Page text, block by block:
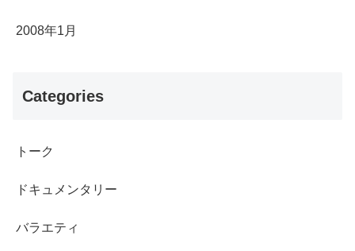
2008年1月
Categories
トーク
ドキュメンタリー
バラエティ